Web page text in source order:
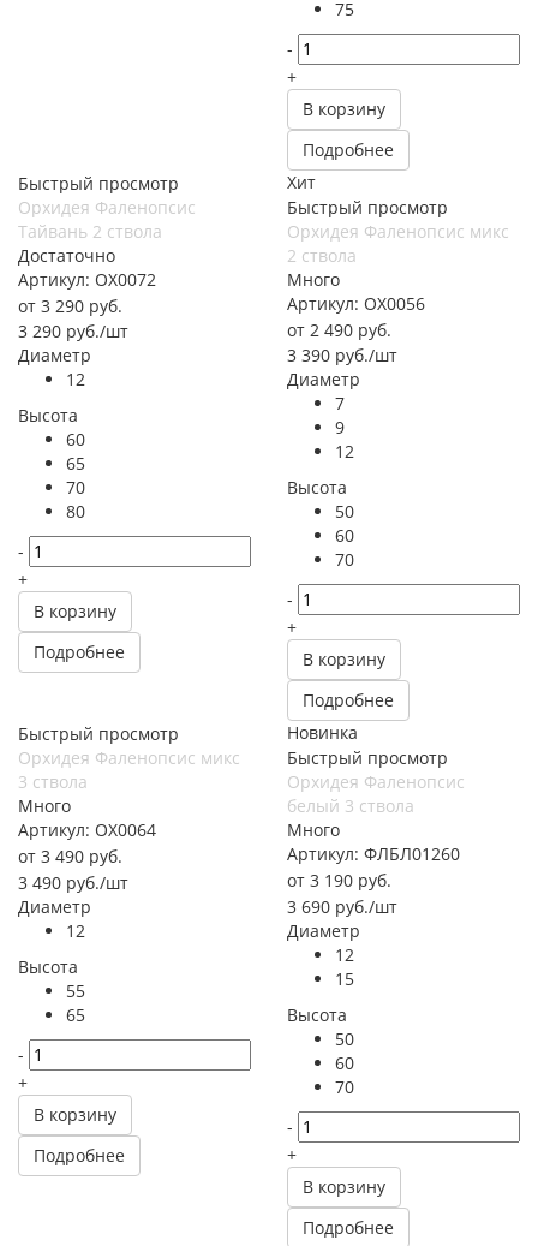
75
-
+
В корзину
Подробнее
Быстрый просмотр
Орхидея Фаленопсис
Тайвань 2 ствола
Достаточно
Артикул: ОХ0072
от 3 290 руб.
3 290 руб./шт
Диаметр
12
Высота
60
65
70
80
-
+
В корзину
Подробнее
Хит
Быстрый просмотр
Орхидея Фаленопсис микс
2 ствола
Много
Артикул: ОХ0056
от 2 490 руб.
3 390 руб./шт
Диаметр
7
9
12
Высота
50
60
70
-
+
В корзину
Подробнее
Быстрый просмотр
Орхидея Фаленопсис микс
3 ствола
Много
Артикул: ОХ0064
от 3 490 руб.
3 490 руб./шт
Диаметр
12
Высота
55
65
-
+
В корзину
Подробнее
Новинка
Быстрый просмотр
Орхидея Фаленопсис
белый 3 ствола
Много
Артикул: ФЛБЛ01260
от 3 190 руб.
3 690 руб./шт
Диаметр
12
15
Высота
50
60
70
-
+
В корзину
Подробнее